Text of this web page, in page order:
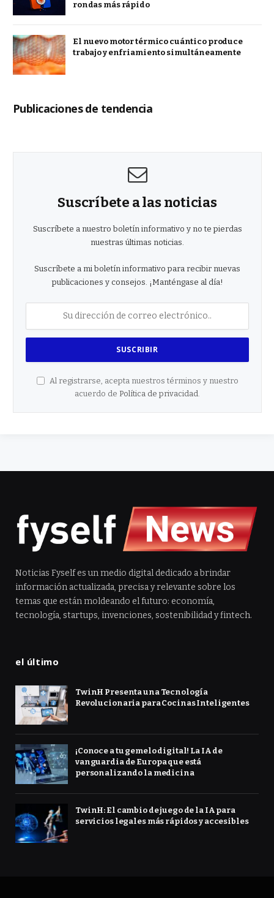
rondas más rápido
El nuevo motor térmico cuántico produce
trabajo y enfriamiento simultáneamente
Publicaciones de tendencia
Suscríbete a las noticias
Suscríbete a nuestro boletín informativo y no te pierdas
nuestras últimas noticias.
Suscríbete a mi boletín informativo para recibir nuevas
publicaciones y consejos. ¡Manténgase al día!
Al registrarse, acepta nuestros términos y nuestro
acuerdo de Política de privacidad
Noticias Fyself es un medio digital dedicado a brindar
información actualizada, precisa y relevante sobre los
temas que están moldeando el futuro: economía,
tecnología, startups, invenciones, sostenibilidad y fintech.
el último
TwinH Presenta una Tecnología
Revolucionaria para Cocinas Inteligentes
¡Conoce a tu gemelo digital! La IA de
vanguardia de Europa que está
personalizando la medicina
TwinH: El cambio de juego de la IA para
servicios legales más rápidos y accesibles